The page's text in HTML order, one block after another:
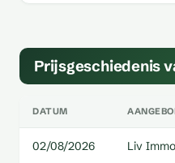
Prijsgeschiedenis
DATUM
02/08/2026 Liv Immo